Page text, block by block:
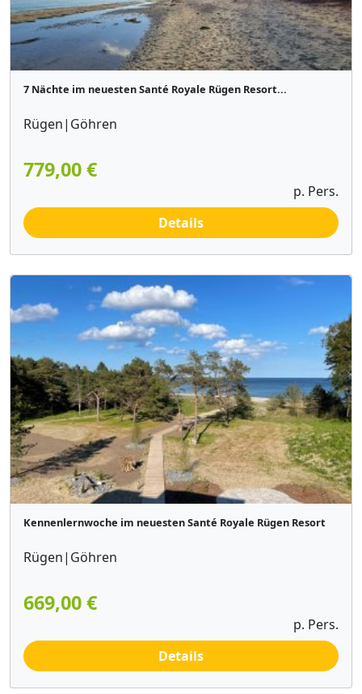
7 Nächte im neuesten Santé Royale Rügen Resort...
Rügen|Göhren
779,00 €
p. Pers.
Details
Kennenlernwoche im neuesten Santé Royale Rügen Resort
Rügen|Göhren
669,00 €
p. Pers.
Details